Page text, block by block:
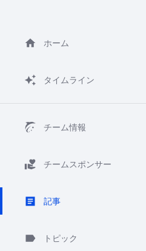
ホーム
タイムライン
チーム情報
チームスポンサー
記事
トピック